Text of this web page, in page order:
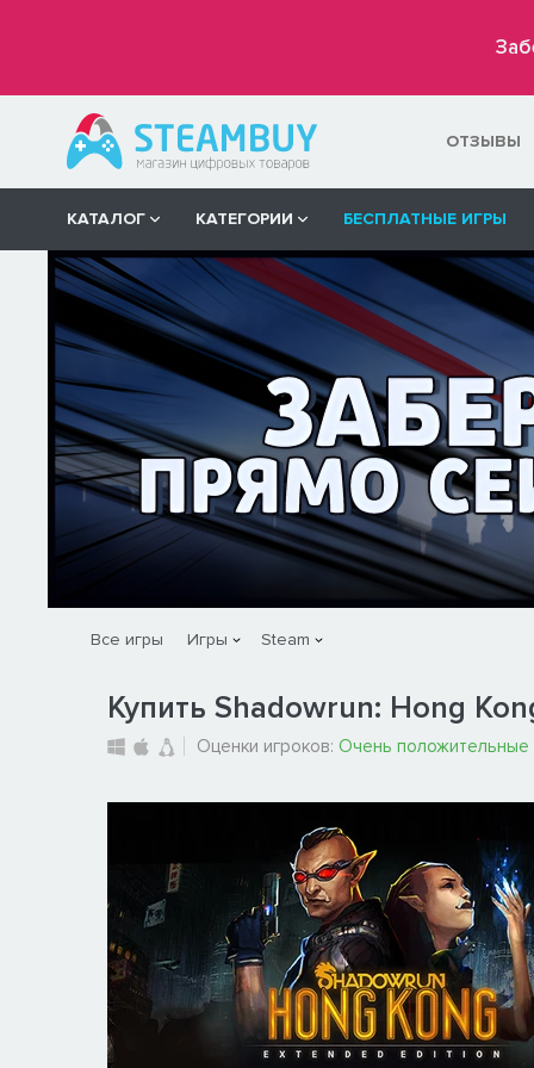
ОТЗЫВЫ
КАТАЛОГ КАТЕГОРИИ БЕСПЛАТНЫЕ ИГРЫ
Все игры Игры Steam
Купить Shadowrun: Hong
Оценки игроков: Очень положительные